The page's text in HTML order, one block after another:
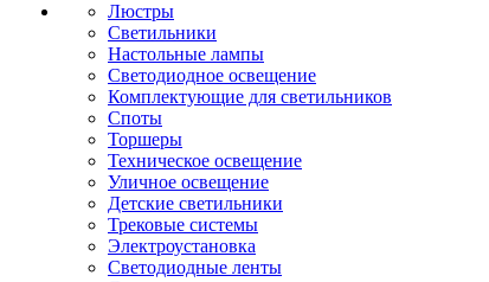
Люстры
Светильники
Настольные лампы
Светодиодное освещение
Комплектующие для светильников
Споты
Торшеры
Техническое освещение
Уличное освещение
Детские светильники
Трековые системы
Электроустановка
Светодиодные ленты